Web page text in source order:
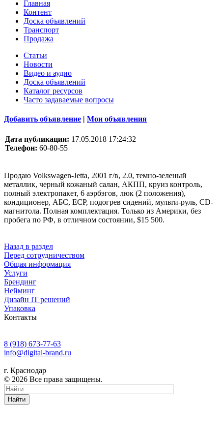
Главная
Контент
Доска объявлений
Транспорт
Продажа
Статьи
Новости
Видео и аудио
Доска объявлений
Каталог ресурсов
Часто задаваемые вопросы
Добавить объявление | Мои объявления
Дата публикации: 17.05.2018 17:24:32
Телефон: 60-80-55
Продаю Volkswagen-Jetta, 2001 г/в, 2.0, темно-зеленый
металлик, черный кожаный салан, АКПП, круиз контроль,
полный электропакет, 6 аэрбэгов, люк (2 положения),
кондиционер, АБС, ECP, подогрев сидений, мульти-руль, CD-
магнитола. Полная комплектация. Только из Америки, без
пробега по РФ, в отличном состоянии, $15 500.
Назад в раздел
Перед сотрудничеством
Общая информация
Услуги
Брендинг
Нейминг
Дизайн IT решений
Упаковка
Контакты
8 (918) 673-77-63
info@digital-brand.ru
г. Краснодар
© 2026 Все права защищены.
Найти